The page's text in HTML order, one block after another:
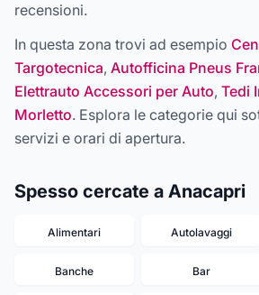
recensioni.
In questa zona trovi ad esempio
Targotecnica, Autofficina Pneus
Elettrauto Accessori per Auto, Tedi
Morletto. Esplora le categorie qui
servizi e orari di apertura.
Spesso cercate a Anacapri
Alimentari Autolavaggi
Banche Bar